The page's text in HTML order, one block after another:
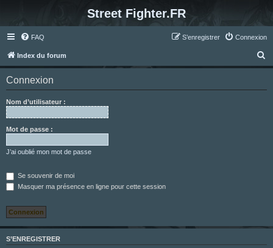
Street Fighter.FR
FAQ Connexion
S’enregistrer
Index du forum
e
Connexion
Nom d’utilisateur :
Mot de passe :
J’ai oublié mon mot de passe
Se souvenir de moi
Masquer ma présence en ligne pour cette session
S’ENREGISTRER